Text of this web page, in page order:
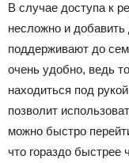
В случае доступа к
несложно и
поддерживают до
очень удобно, ведь
находиться под
позволит
можно быстро
что гораздо быстрее